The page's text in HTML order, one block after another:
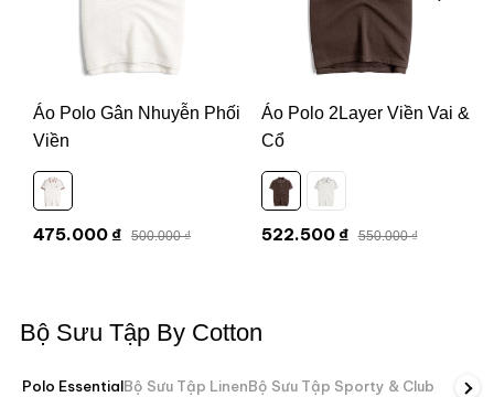
Áo Polo Gân Nhuyễn Phối
Viền
475.000 ₫ 500.000 ₫
Áo Polo 2Layer Viền Vai &
Cổ
522.500 ₫ 550.000 ₫
Bộ Sưu Tập By Cotton
Polo EssentialBộ Sưu Tập LinenBộ Sưu Tập Sporty & Club